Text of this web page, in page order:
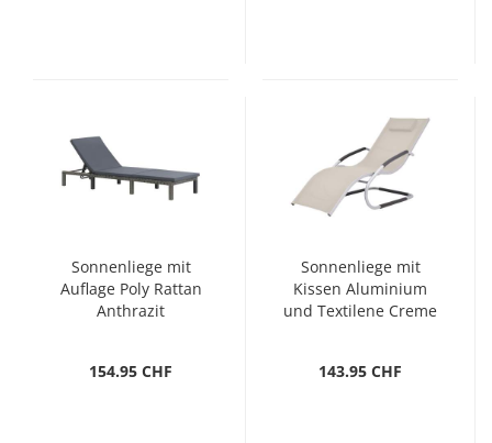
Sonnenliege mit
Auflage Poly Rattan
Anthrazit
154.95 CHF
Sonnenliege mit
Kissen Aluminium
und Textilene Creme
143.95 CHF